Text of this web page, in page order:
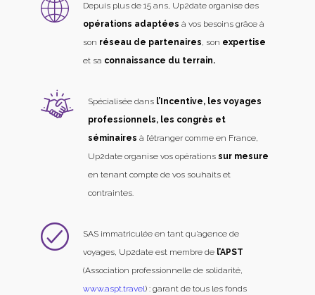
Depuis plus de 15 ans, Up2date organise des
opérations adaptées à vos besoins grâce à
son réseau de partenaires, son expertise
et sa connaissance du terrain.
Spécialisée dans l’Incentive, les voyages
professionnels, les congrès et
séminaires à l’étranger comme en France,
Up2date organise vos opérations sur mesure
en tenant compte de vos souhaits et
contraintes.
SAS immatriculée en tant qu’agence de
voyages, Up2date est membre de l’APST
(Association professionnelle de solidarité,
www.aspt.travel) : garant de tous les fonds